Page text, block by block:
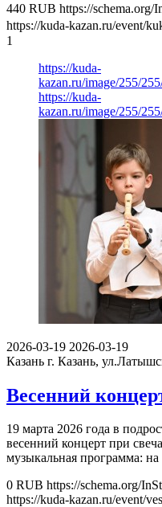
440 RUB https://schema.org/
https://kuda-kazan.ru/event/
1
https://kuda-
kazan.ru/image/255/
https://kuda-
kazan.ru/image/255/
2026-03-19 2026-03-19
Казань г. Казань,
Весенний
19 марта 2026 года в
весенний концерт при
музыкальная программа:
0 RUB https://schema.org/
https://kuda-kazan.ru/event/